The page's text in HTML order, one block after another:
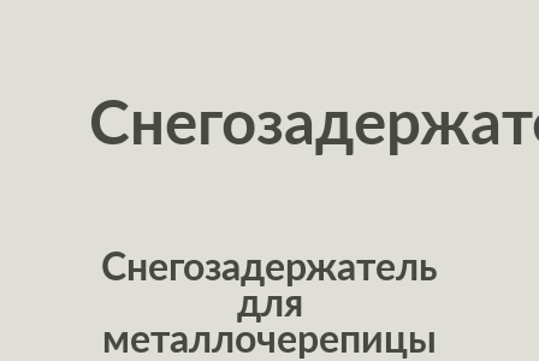
Снегозадержатель
для
металлочерепицы